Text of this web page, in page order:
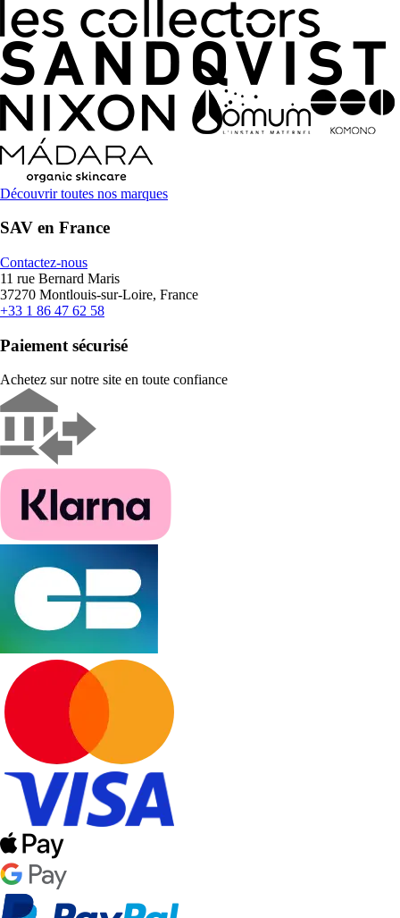
Découvrir toutes nos marques
SAV en France
Contactez-nous
11 rue Bernard Maris
37270 Montlouis-sur-Loire, France
+33 1 86 47 62 58
Paiement sécurisé
Achetez sur notre site en toute confiance